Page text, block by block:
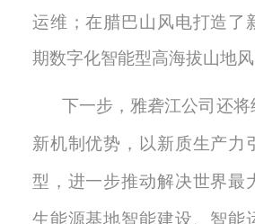
运维 ；在腊巴山风电打造了
期数字化智能型高海拔山地风
下一步，雅砻江公司还将
新机制优势，以新质生产力
型，进一步推动解决世界最
生能源基地智能建设、智能